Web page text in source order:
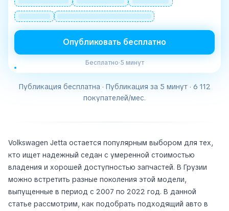
Опубликовать бесплатно
Бесплатно·5 минут
Публикация бесплатна · Публикация за 5 минут · 6 112
покупателей/мес.
Volkswagen Jetta остается популярным выбором для тех,
кто ищет надежный седан с умеренной стоимостью
владения и хорошей доступностью запчастей. В Грузии
можно встретить разные поколения этой модели,
выпущенные в период с 2007 по 2022 год. В данной
статье рассмотрим, как подобрать подходящий авто в